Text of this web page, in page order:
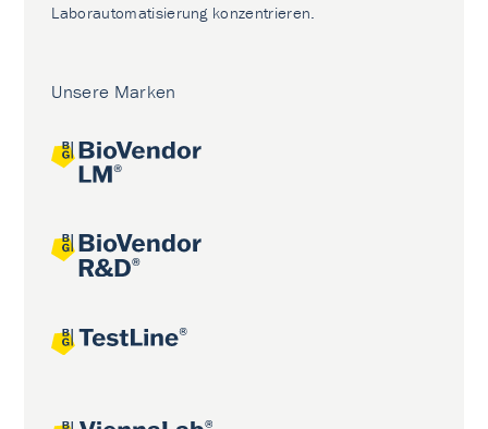
Laborautomatisierung konzentrieren.
Unsere Marken